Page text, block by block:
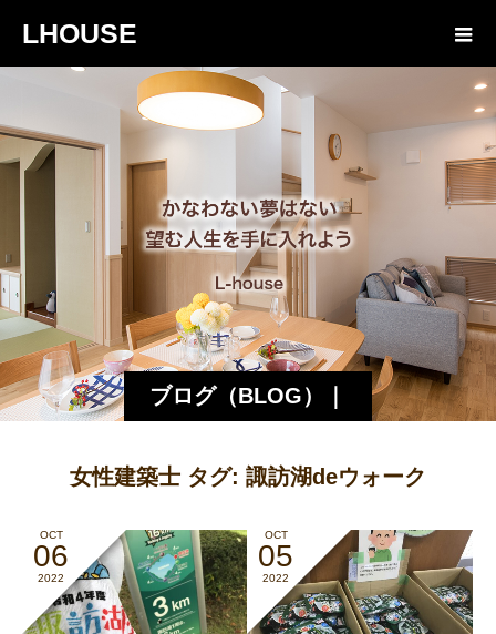
LHOUSE
ブログ（BLOG）｜
エルハウス
女性建築士 タグ: 諏訪湖deウォーク
OCT
06
2022
OCT
05
2022